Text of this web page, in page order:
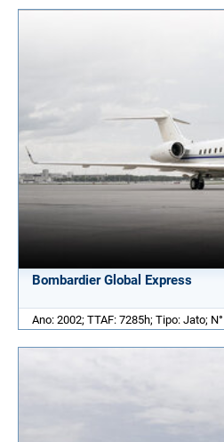
Bombardier Global Express
Ano: 2002; TTAF: 7285h; Tipo: Jato;